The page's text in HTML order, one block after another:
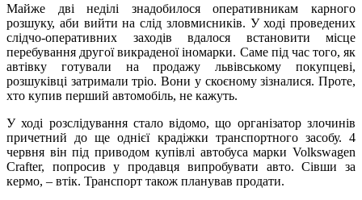
Майже дві неділі знадобилося оперативникам карного
розшуку, аби вийти на слід зловмисників. У ході проведених
слідчо-оперативних заходів вдалося встановити місце
перебування другої викраденої іномарки. Саме під час того, як
автівку готували на продажу львівському покупцеві,
розшуківці затримали тріо. Вони у скоєному зізналися. Проте,
хто купив перший автомобіль, не кажуть.
У ході розслідування стало відомо, що організатор злочинів
причетний до ще однієї крадіжки транспортного засобу. 4
червня він під приводом купівлі автобуса марки Volkswagen
Crafter, попросив у продавця випробувати авто. Сівши за
кермо, – втік. Транспорт також планував продати.